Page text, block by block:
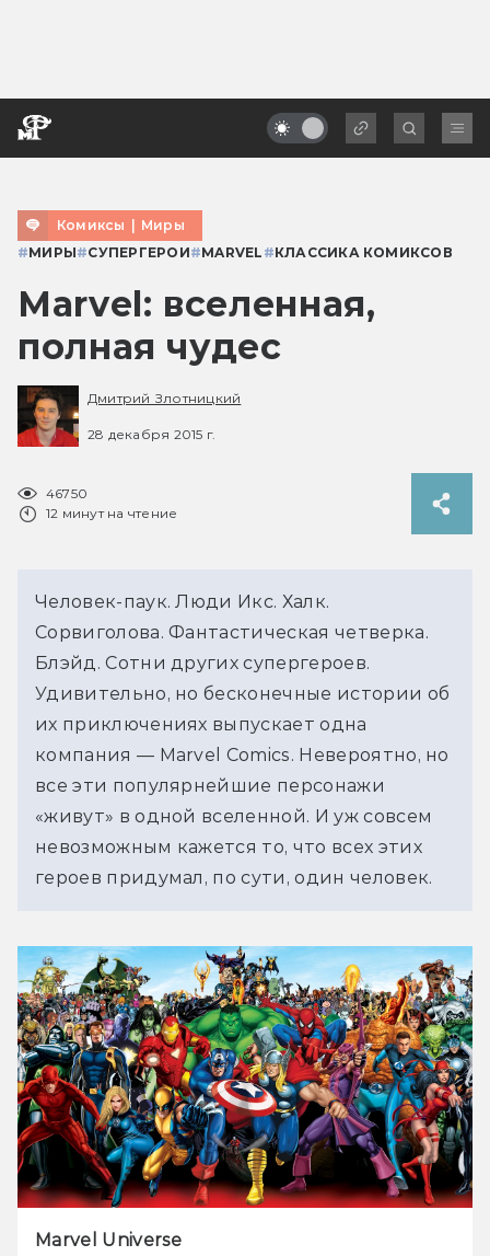
Комиксы | Миры
#МИРЫ#СУПЕРГЕРОИ#MARVEL #КЛАССИКА КОМИКСОВ
Marvel: вселенная,
полная чудес
Дмитрий Злотницкий
28 декабря 2015 г.
46750
12 минут на чтение
Человек-паук. Люди Икс. Халк.
Сорвиголова. Фантастическая четверка.
Блэйд. Сотни других супергероев.
Удивительно, но бесконечные истории об
их приключениях выпускает одна
компания — Marvel Comics. Невероятно, но
все эти популярнейшие персонажи
«живут» в одной вселенной. И уж совсем
невозможным кажется то, что всех этих
героев придумал, по сути, один человек.
Marvel Universe